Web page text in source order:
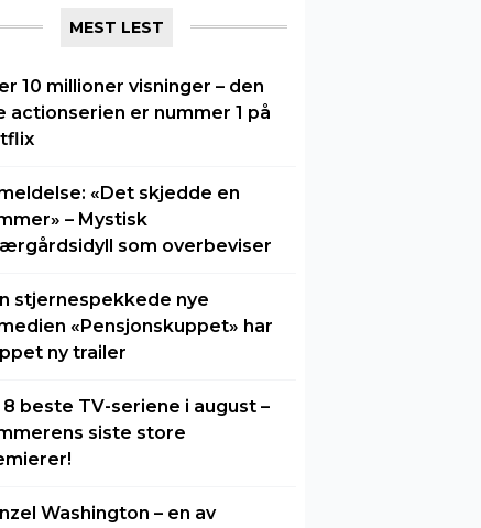
MEST LEST
10 millioner visninger – den
actionserien er nummer 1 på
«Det skjedde en
– Mystisk
som overbeviser
stjernespekkede nye
«Pensjonskuppet» har
ny trailer
8 beste TV-seriene i august –
siste store
Washington – en av